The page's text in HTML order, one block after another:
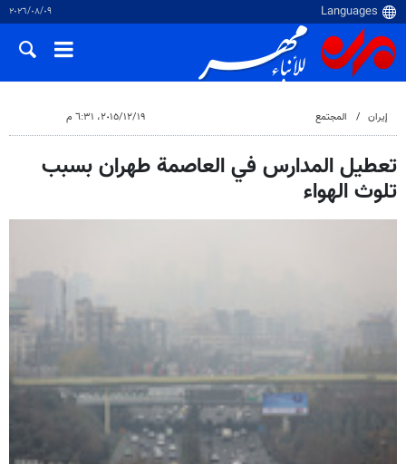
٠٩‏/٠٨‏/٢٠٢٦
إيران المجتمع ١٩‏/١٢‏/٢٠١٥، ٦:٣١ م
تعطيل المدارس في العاصمة طهران بسبب
تلوث الهواء